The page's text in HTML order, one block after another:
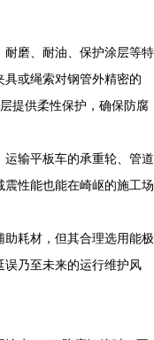
磨、耐油、保护涂层等特
具或绳索对钢管外精密的
提供柔性保护，确保防腐
运输平板车的承重轮、管道
性能也能在崎岖的施工场
助耗材，但其合理选用能极
误乃至未来的运行维护风